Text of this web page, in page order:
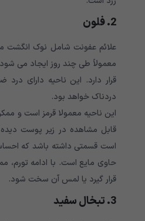
2. فلون
علائم عفونت شامل نوک انگشت
معمولاً طی چند روز ایجاد می
قرار دارد. این ناحیه دارای
دردناک خواهد بود.
این ناحیه معمولا قرمز است و
قابل مشاهده در زیر پوست
است قسمتی داشته باشد که
حاوی مایع است. با ادامه
قرار گیرد یا لمس آن سخت شود.
3. تبخال سفید